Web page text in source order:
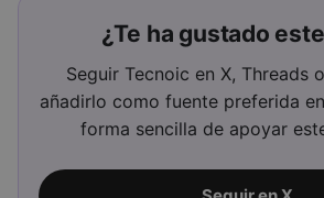
¿Te ha gustado
Seguir Tecnoic en X, Threads
añadirlo como fuente preferida
forma sencilla de apoyar